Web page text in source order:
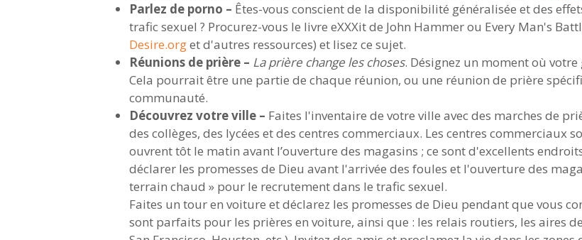
Parlez de porno – Êtes-vous conscient de la disponibilité généralisée et des
trafic sexuel ? Procurez-vous le livre eXXXit de John Hammer ou Every Man's
Desire.orget d'autres ressources) et lisez ce sujet.
Réunions de prière – La prière change les choses. Désignez un moment où
Cela pourrait être une partie de chaque réunion, ou une réunion de prière
communauté.
Découvrez votre ville – Faites l'inventaire de votre ville avec des marches de
des collèges, des lycées et des centres commerciaux. Les centres commerciaux
ouvrent tôt le matin avant l’ouverture des magasins ; ce sont d'excellents
déclarer les promesses de Dieu avant l'arrivée des foules et l'ouverture des
terrain chaud » pour le recrutement dans le trafic sexuel.
Faites un tour en voiture et déclarez les promesses de Dieu pendant que vous
sont parfaits pour les prières en voiture, ainsi que : les relais routiers, les aires